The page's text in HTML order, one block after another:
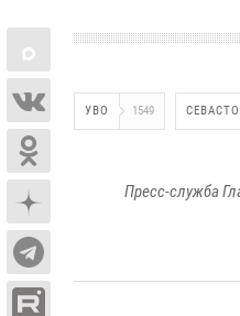
УВО 1549
Пресс-служба